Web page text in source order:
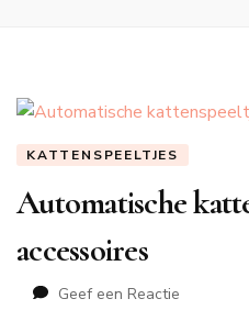
KATTENSPEELTJES
Automatische
accessoires
Geef een Reactie